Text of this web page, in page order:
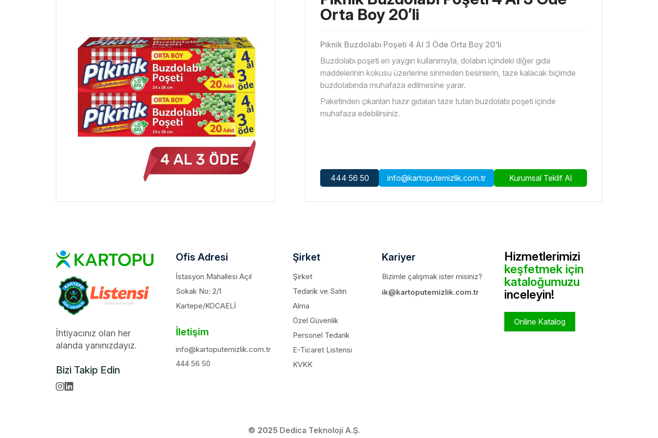
Orta Boy 20’li
Piknik Buzdolabı Poşeti 4 Al 3 Öde Orta Boy 20’li
Buzdolabı poşeti en yaygın kullanımıyla, dolabın içindeki diğer gıda
maddelerinin kokusu üzerlerine sinmeden besinlerin, taze kalacak biçimde
buzdolabında muhafaza edilmesine yarar.
Paketinden çıkarılan hazır gıdaları taze tutan buzdolabı poşeti içinde
muhafaza edebilirsiniz.
444 56 50 info@kartoputemizlik.com.tr Kurumsal Teklif Al
İhtiyacınız olan her
alanda yanınızdayız.
Bizi Takip Edin
Ofis Adresi
İstasyon Mahallesi Açıl
Sokak No: 2/1
Kartepe/KOCAELİ
İletişim
info@kartoputemizlik.com.tr
444 56 50
Şirket
Şirket
Tedarik ve Satın
Alma
Özel Güvenlik
Personel Tedarik
E-Ticaret Listensi
KVKK
Kariyer
Bizimle çalışmak ister misiniz?
ik@kartoputemizlik.com.tr
Hizmetlerimizi
keşfetmek için
kataloğumuzu
inceleyin!
Online Katalog
© 2025 Dedica Teknoloji A.Ş.